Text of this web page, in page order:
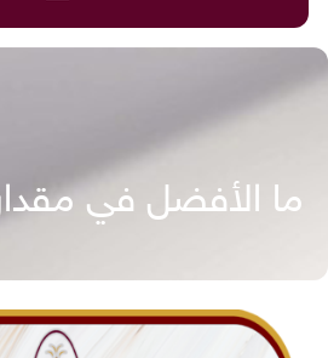
ما الأفضل في